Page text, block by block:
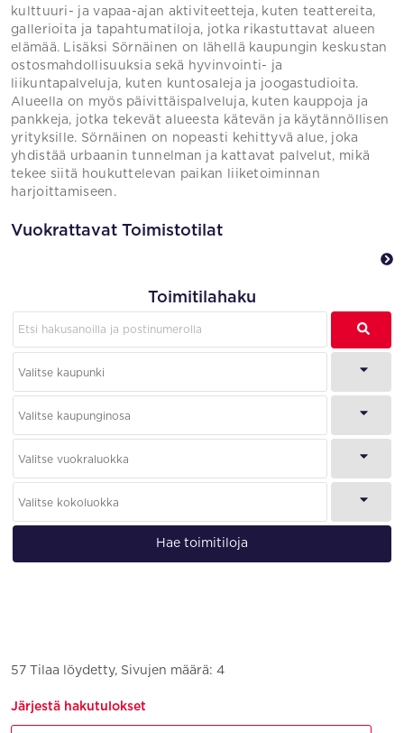
kulttuuri- ja vapaa-ajan aktiviteetteja, kuten teattereita,
gallerioita ja tapahtumatiloja, jotka rikastuttavat alueen
elämää. Lisäksi Sörnäinen on lähellä kaupungin keskustan
ostosmahdollisuuksia sekä hyvinvointi- ja
liikuntapalveluja, kuten kuntosaleja ja joogastudioita.
Alueella on myös päivittäispalveluja, kuten kauppoja ja
pankkeja, jotka tekevät alueesta kätevän ja käytännöllisen
yrityksille. Sörnäinen on nopeasti kehittyvä alue, joka
yhdistää urbaanin tunnelman ja kattavat palvelut, mikä
tekee siitä houkuttelevan paikan liiketoiminnan
harjoittamiseen.
Vuokrattavat Toimistotilat
Toimitilahaku
Hae toimitiloja
57 Tilaa löydetty, Sivujen määrä: 4
Järjestä hakutulokset